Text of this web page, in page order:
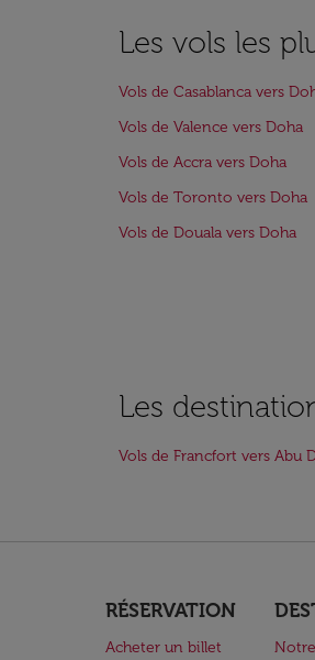
Les vols les
Vols de Casablanca vers
Vols de Valence vers Doha
Vols de Accra vers Doha
Vols de Toronto vers Doha
Vols de Douala vers Doha
Les
Vols de Francfort vers Abu
RÉSERVATION
Acheter un billet